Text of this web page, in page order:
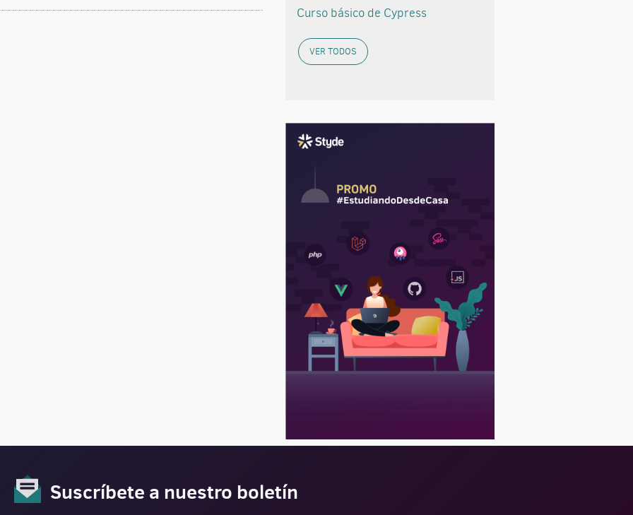
Curso básico de Cypress
VER TODOS
Suscríbete a nuestro boletín